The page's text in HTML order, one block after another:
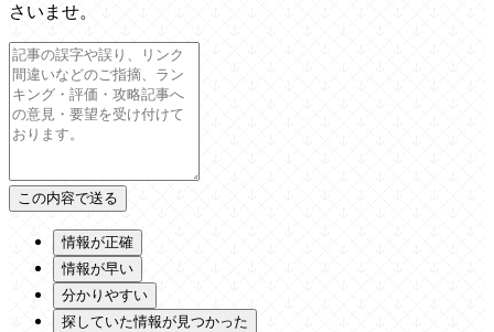
さいませ。
情報が正確
情報が早い
分かりやすい
探していた情報が見つかった